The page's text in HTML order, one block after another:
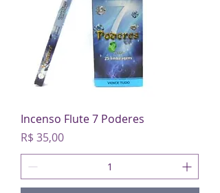
Incenso Flute 7 Poderes
Preço
R$ 35,00